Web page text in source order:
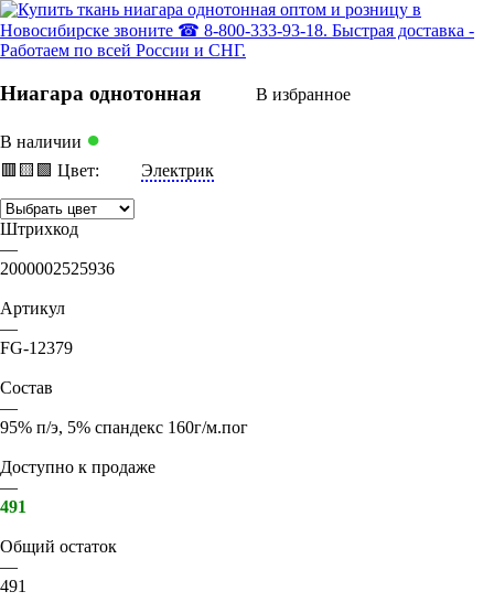
Ниагара однотонная В избранное
В наличии ●
🟥 🟨 🟩 Цвет: Электрик
Штрихкод
—
2000002525936
Артикул
—
FG-12379
Состав
—
95% п/э, 5% спандекс 160г/м.пог
Доступно к продаже
—
491
Общий остаток
—
491